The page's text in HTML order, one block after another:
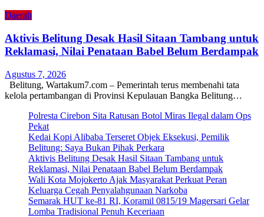
Daerah
Aktivis Belitung Desak Hasil Sitaan Tambang untuk
Reklamasi, Nilai Penataan Babel Belum Berdampak
Agustus 7, 2026
Belitung, Wartakum7.com – Pemerintah terus membenahi tata
kelola pertambangan di Provinsi Kepulauan Bangka Belitung…
Polresta Cirebon Sita Ratusan Botol Miras Ilegal dalam Ops
Pekat
Kedai Kopi Alibaba Terseret Objek Eksekusi, Pemilik
Belitung: Saya Bukan Pihak Perkara
Aktivis Belitung Desak Hasil Sitaan Tambang untuk
Reklamasi, Nilai Penataan Babel Belum Berdampak
Wali Kota Mojokerto Ajak Masyarakat Perkuat Peran
Keluarga Cegah Penyalahgunaan Narkoba
Semarak HUT ke-81 RI, Koramil 0815/19 Magersari Gelar
Lomba Tradisional Penuh Keceriaan